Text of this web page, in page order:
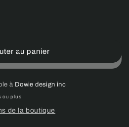
au panier
à Dowie design inc
ou plus
de la boutique